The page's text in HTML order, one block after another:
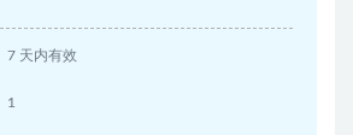
7 天内有效
1